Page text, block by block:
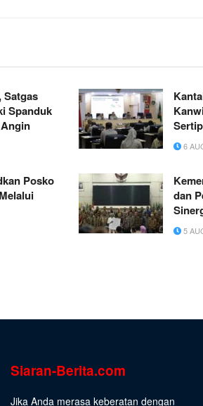
Satgas
Spanduk
MBR
6
Posko
dan
5
Siaran-Berita.com
Jika Anda merasa keberatan dengan